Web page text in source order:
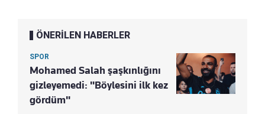
ÖNERİLEN HABERLER
SPOR
Mohamed Salah şaşkınlığını
gizleyemedi: "Böylesini ilk kez
gördüm"